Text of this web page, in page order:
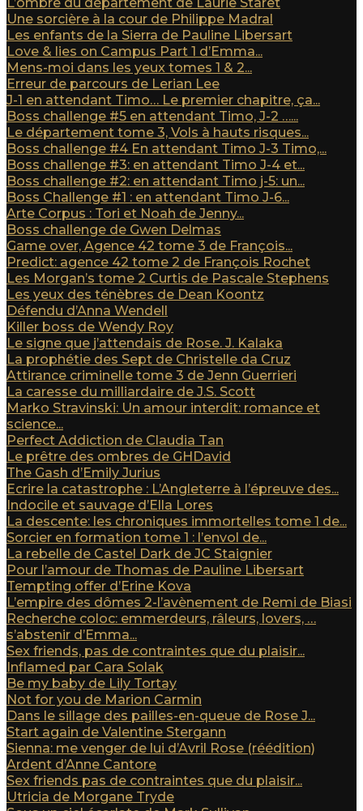
Une sorcière à la cour de Philippe Madral
Les enfants de la Sierra de Pauline Libersart
Love & lies on Campus Part 1 d’Emma...
Mens-moi dans les yeux tomes 1 & 2...
Erreur de parcours de Lerian Lee
J-1 en attendant Timo… Le premier chapitre, ça...
Boss challenge #5 en attendant Timo, J-2 …...
Le département tome 3, Vols à hauts risques...
Boss challenge #4 En attendant Timo J-3 Timo,...
Boss challenge #3: en attendant Timo J-4 et...
Boss challenge #2: en attendant Timo j-5: un...
Boss Challenge #1 : en attendant Timo J-6...
Arte Corpus : Tori et Noah de Jenny...
Boss challenge de Gwen Delmas
Game over, Agence 42 tome 3 de François...
Predict: agence 42 tome 2 de François Rochet
Les Morgan’s tome 2 Curtis de Pascale Stephens
Les yeux des ténèbres de Dean Koontz
Défendu d’Anna Wendell
Killer boss de Wendy Roy
Le signe que j’attendais de Rose. J. Kalaka
La prophétie des Sept de Christelle da Cruz
Attirance criminelle tome 3 de Jenn Guerrieri
La caresse du milliardaire de J.S. Scott
Marko Stravinski: Un amour interdit: romance et
science...
Perfect Addiction de Claudia Tan
Le prêtre des ombres de GHDavid
The Gash d’Emily Jurius
Ecrire la catastrophe : L’Angleterre à l’épreuve des...
Indocile et sauvage d’Ella Lores
La descente: les chroniques immortelles tome 1 de...
Sorcier en formation tome 1 : l’envol de...
La rebelle de Castel Dark de JC Staignier
Pour l’amour de Thomas de Pauline Libersart
Tempting offer d’Erine Kova
L’empire des dômes 2-l’avènement de Remi de Biasi
Recherche coloc: emmerdeurs, râleurs, lovers, …
s’abstenir d’Emma...
Sex friends, pas de contraintes que du plaisir...
Inflamed par Cara Solak
Be my baby de Lily Tortay
Not for you de Marion Carmin
Dans le sillage des pailles-en-queue de Rose J...
Start again de Valentine Stergann
Sienna: me venger de lui d’Avril Rose (réédition)
Ardent d’Anne Cantore
Sex friends pas de contraintes que du plaisir...
Utricia de Morgane Tryde